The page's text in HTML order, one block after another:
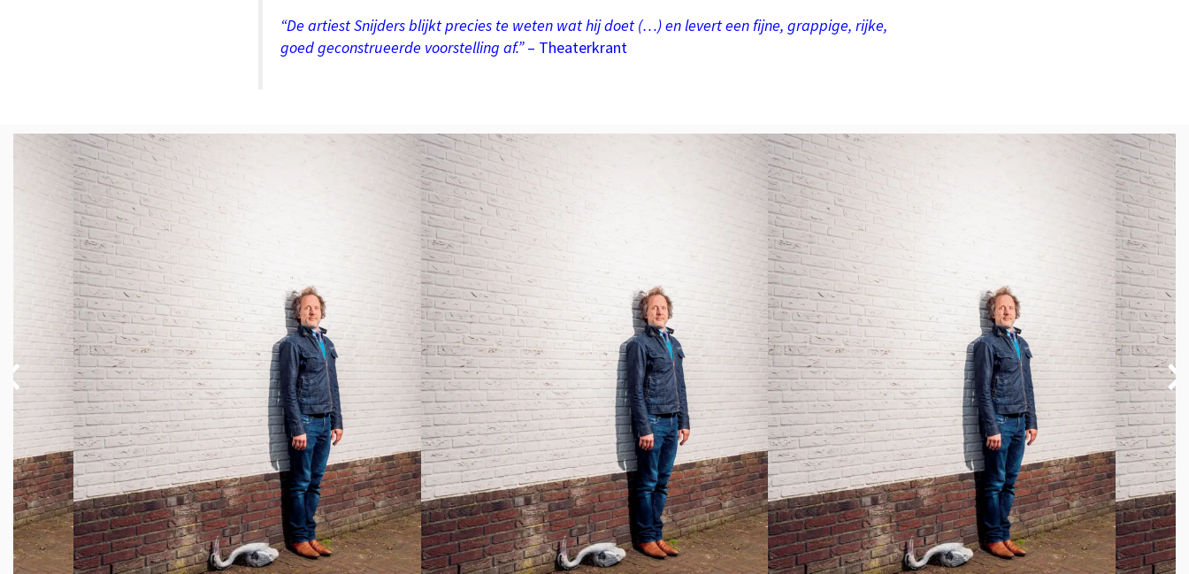
“De artiest Snijders blijkt precies te weten wat hij doet (…) en levert een fijne, grappige, rijke,
goed geconstrueerde voorstelling af.”– Theaterkrant
Overslaan